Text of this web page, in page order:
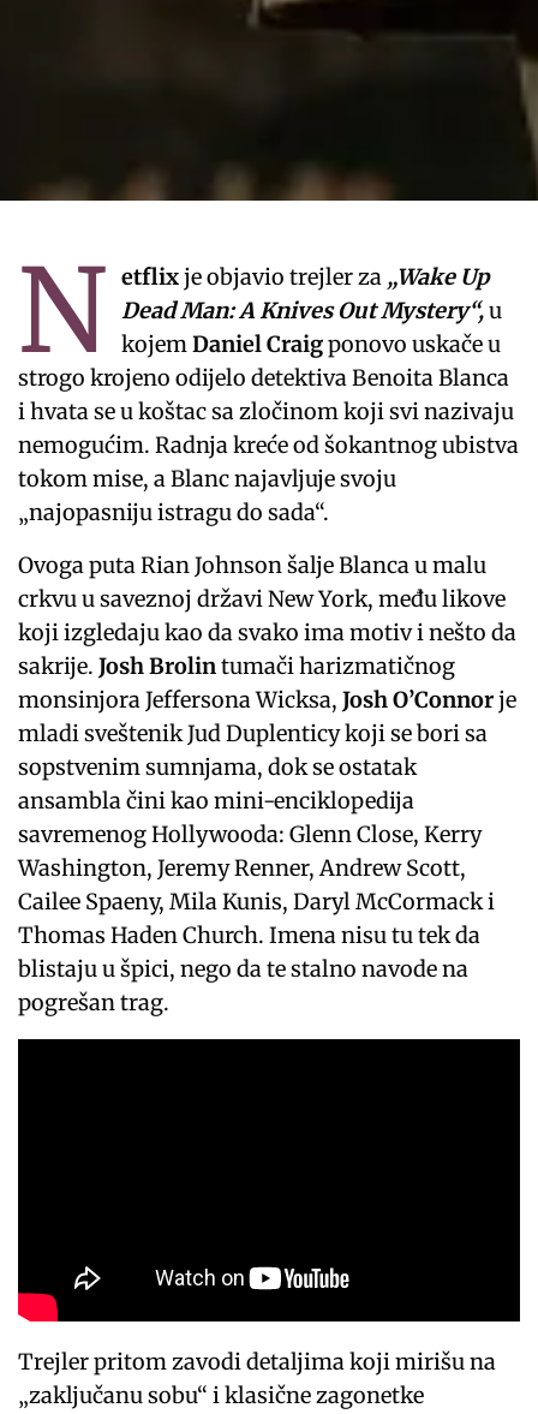
N etflixje objavio trejler za „Wake Up
Dead Man: A Knives Out Mystery“,u
kojemDaniel Craigponovo uskače u
strogo krojeno odijelo detektiva Benoita Blanca
i hvata se u koštac sa zločinom koji svi nazivaju
nemogućim. Radnja kreće od šokantnog ubistva
tokom mise, a Blanc najavljuje svoju
„najopasniju istragu do sada“.
Ovoga puta Rian Johnson šalje Blanca u malu
crkvu u saveznoj državi New York, među likove
koji izgledaju kao da svako ima motiv i nešto da
sakrije.Josh Brolintumači harizmatičnog
monsinjora Jeffersona Wicksa,Josh O’Connorje
mladi sveštenik Jud Duplenticy koji se bori sa
sopstvenim sumnjama, dok se ostatak
ansambla čini kao mini-enciklopedija
savremenog Hollywooda: Glenn Close, Kerry
Washington, Jeremy Renner, Andrew Scott,
Cailee Spaeny, Mila Kunis, Daryl McCormack i
Thomas Haden Church. Imena nisu tu tek da
blistaju u špici, nego da te stalno navode na
pogrešan trag.
Trejler pritom zavodi detaljima koji mirišu na
„zaključanu sobu“ i klasične zagonetke